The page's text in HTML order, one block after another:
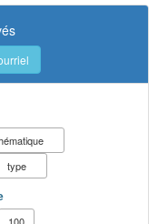
type
100